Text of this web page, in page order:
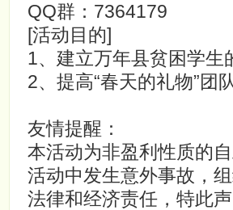
QQ群：7364179
[活动目的]
1、建立万年县贫困学生
2、提高“春天的礼物”团
友情提醒：
本活动为非盈利性质的
活动中发生意外事故，
法律和经济责任，特此